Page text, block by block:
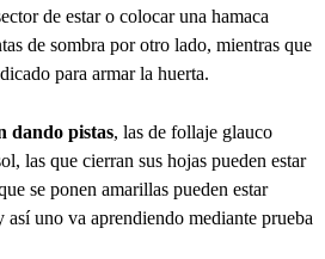
de estar o colocar una hamaca
de sombra por otro lado, mientras que
para armar la huerta.
dando pistas, las de follaje glauco
las que cierran sus hojas pueden estar
se ponen amarillas pueden estar
así uno va aprendiendo mediante prueba